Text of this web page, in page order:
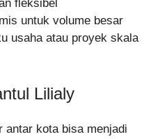
fleksibel
untuk volume besar
usaha atau proyek skala
Lilialy
antar kota bisa menjadi